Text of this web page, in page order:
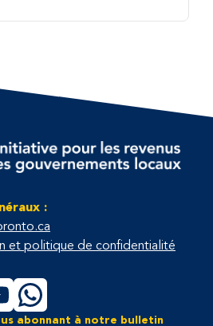
:
et politique de confidentialité
WhatsApp
abonnant à notre bulletin